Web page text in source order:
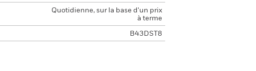
Quotidienne, sur la base d'un prix
à terme
B43DST8